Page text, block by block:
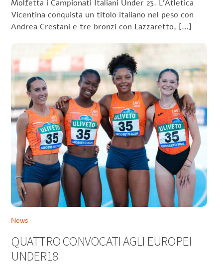
Molfetta i Campionati Italiani Under 23. L’Atletica
Vicentina conquista un titolo italiano nel peso con
Andrea Crestani e tre bronzi con Lazzaretto, […]
News
QUATTRO CONVOCATI AGLI EUROPEI
UNDER18